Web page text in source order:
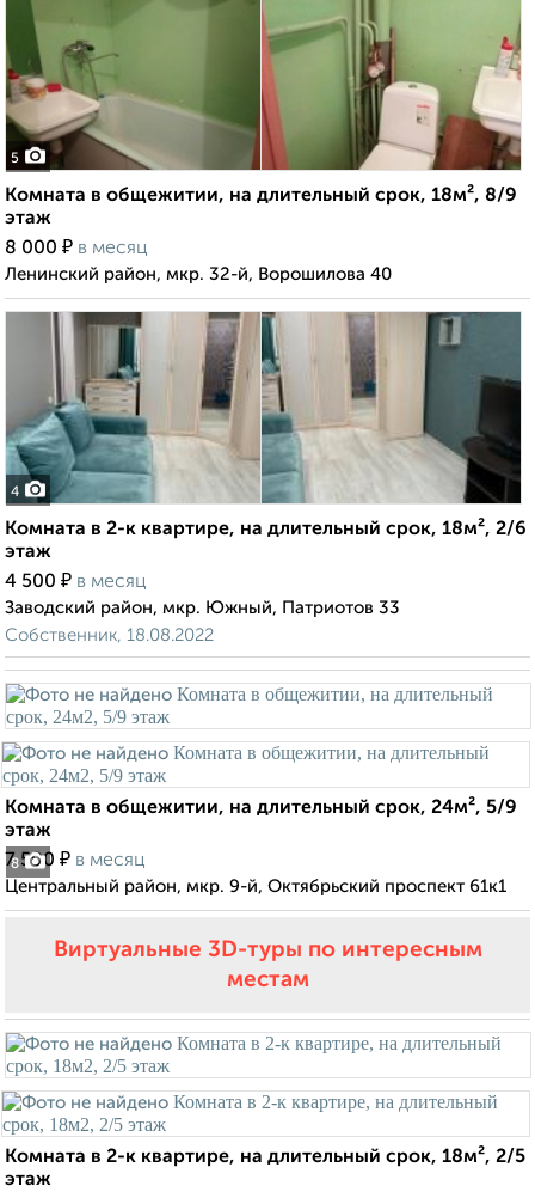
5
Комната в общежитии, на длительный срок, 18м², 8/9
этаж
8 000 ₽ в месяц
Ленинский район, мкр. 32-й, Ворошилова 40
4
Комната в 2-к квартире, на длительный срок, 18м², 2/6
этаж
4 500 ₽ в месяц
Заводский район, мкр. Южный, Патриотов 33
Собственник, 18.08.2022
8
Комната в общежитии, на длительный срок, 24м², 5/9
этаж
7 500 ₽ в месяц
Центральный район, мкр. 9-й, Октябрьский проспект 61к1
Виртуальные 3D-туры по интересным
местам
Комната в 2-к квартире, на длительный срок, 18м², 2/5
этаж